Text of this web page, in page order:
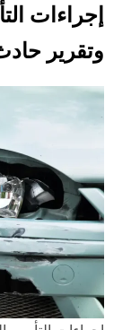
إجراءات
وتقرير